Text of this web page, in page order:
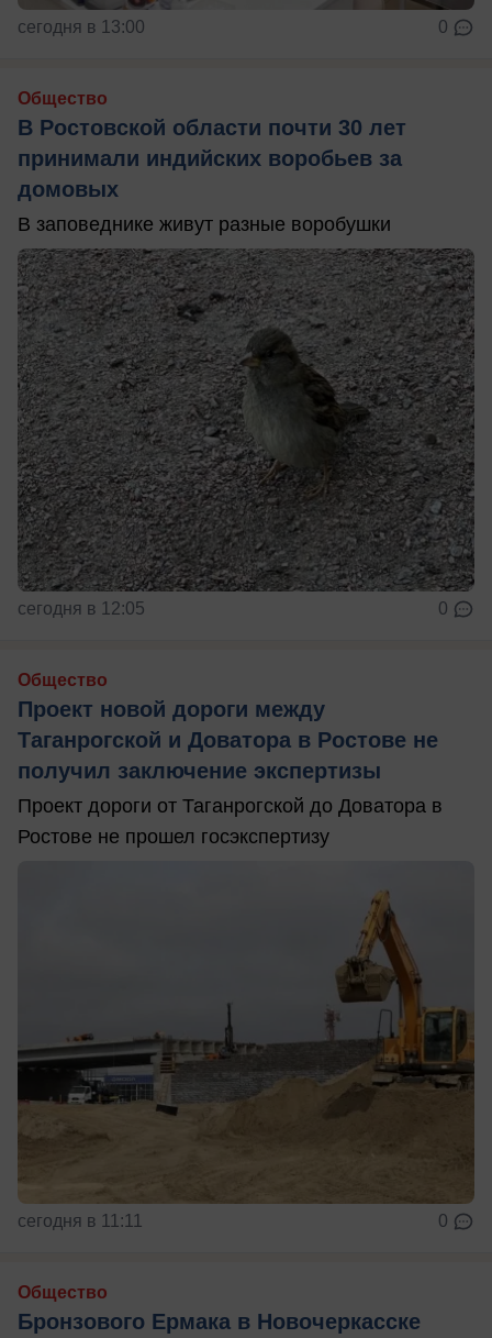
сегодня в 13:00 0
Общество
В Ростовской области почти 30 лет
принимали индийских воробьев за
домовых
В заповеднике живут разные воробушки
сегодня в 12:05 0
Общество
Проект новой дороги между
Таганрогской и Доватора в Ростове не
получил заключение экспертизы
Проект дороги от Таганрогской до Доватора в
Ростове не прошел госэкспертизу
сегодня в 11:11 0
Общество
Бронзового Ермака в Новочеркасске